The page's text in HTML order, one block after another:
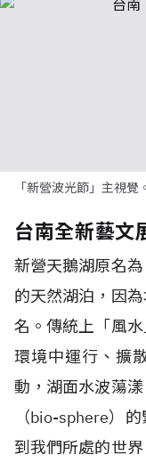
「新營波光節」主視覺
台南全新藝文
新營天鵝湖原名
的天然湖泊，因
名。傳統上「風
環境中運行、擴
動，湖面水波蕩
（bio-sphere）
到我們所處的世